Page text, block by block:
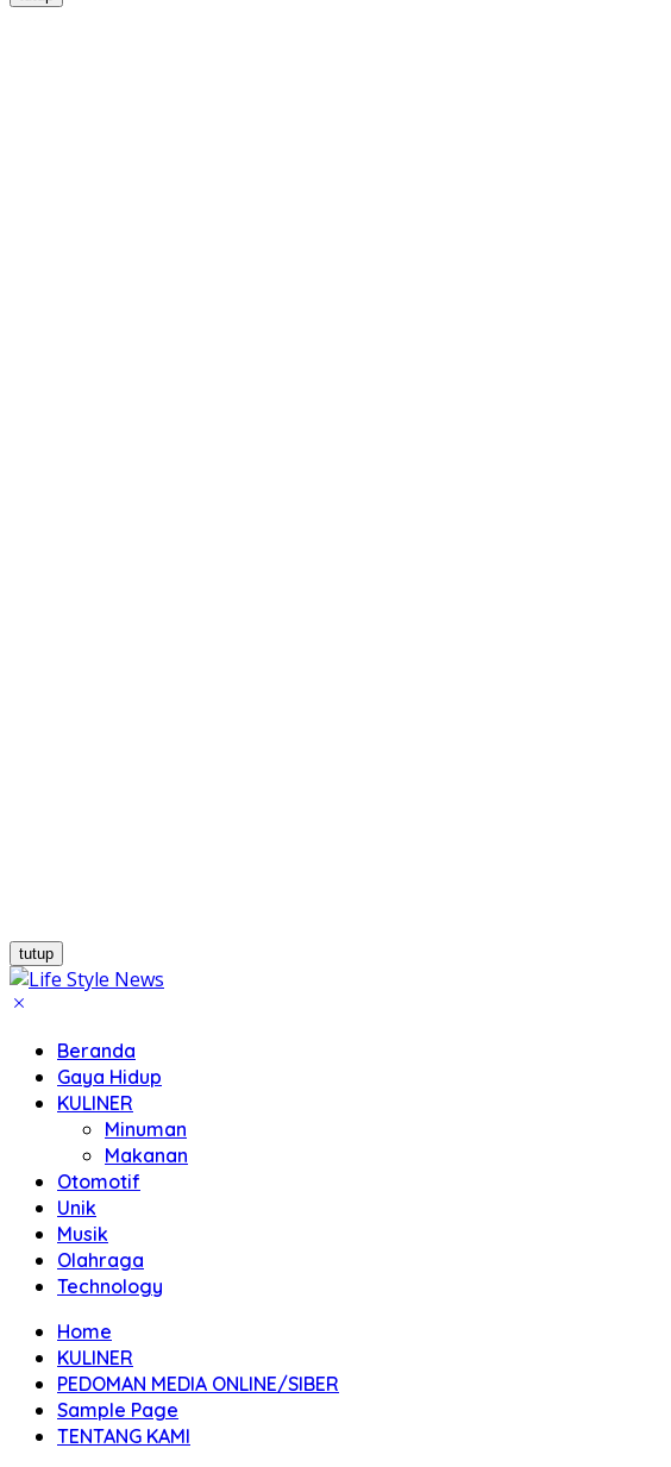
tutup
Beranda
Gaya Hidup
KULINER
Minuman
Makanan
Otomotif
Unik
Musik
Olahraga
Technology
Home
KULINER
PEDOMAN MEDIA ONLINE/SIBER
Sample Page
TENTANG KAMI